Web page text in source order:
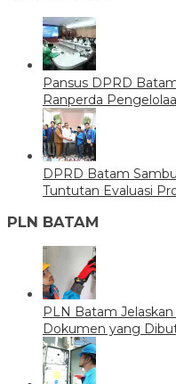
Pansus DPRD
Ranperda
DPRD Batam
Tuntutan Evaluasi
PLN BATAM
PLN Batam
Dokumen yang